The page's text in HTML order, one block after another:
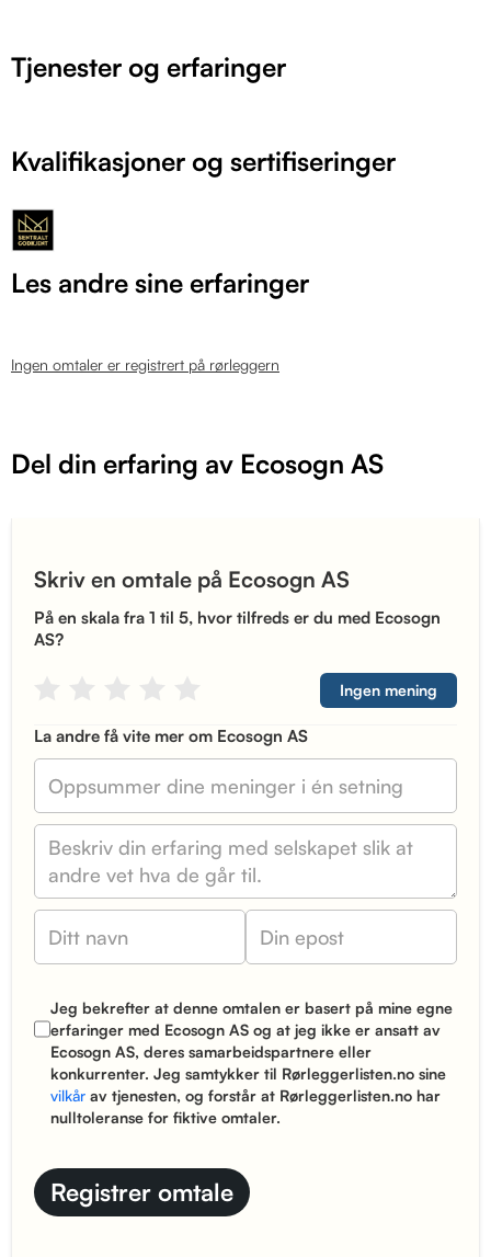
Tjenester og erfaringer
Kvalifikasjoner og sertifiseringer
Les andre sine erfaringer
Ingen omtaler er registrert på rørleggern
Del din erfaring av Ecosogn AS
Skriv en omtale på Ecosogn AS
På en skala fra 1 til 5, hvor tilfreds er du med Ecosogn
AS?
Ingen mening
La andre få vite mer om Ecosogn AS
Jeg bekrefter at denne omtalen er basert på mine egne
erfaringer med Ecosogn AS og at jeg ikke er ansatt av
Ecosogn AS, deres samarbeidspartnere eller
konkurrenter. Jeg samtykker til Rørleggerlisten.no sine
vilkår av tjenesten, og forstår at Rørleggerlisten.no har
nulltoleranse for fiktive omtaler.